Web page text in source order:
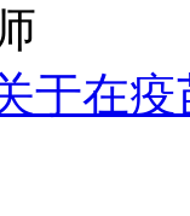
于在